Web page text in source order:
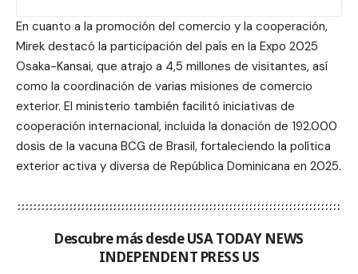
En cuanto a la promoción del comercio y la cooperación,
Mirek destacó la participación del país en la Expo 2025
Osaka-Kansai, que atrajo a 4,5 millones de visitantes, así
como la coordinación de varias misiones de comercio
exterior. El ministerio también facilitó iniciativas de
cooperación internacional, incluida la donación de 192.000
dosis de la vacuna BCG de Brasil, fortaleciendo la política
exterior activa y diversa de República Dominicana en 2025.
Descubre más desde USA TODAY NEWS
INDEPENDENT PRESS US